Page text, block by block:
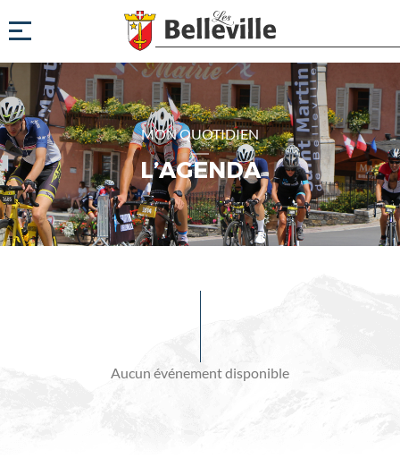
MON QUOTIDIEN
L’AGENDA
Aucun événement disponible